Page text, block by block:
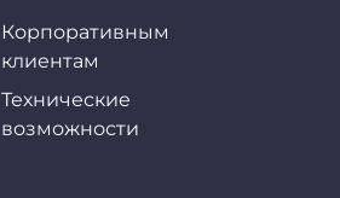
Корпоративным
клиентам
Технические
возможности